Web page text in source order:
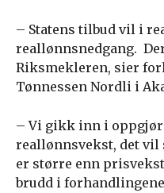
– Statens tilbud vil i
reallønnsnedgang.
Riksmekleren, sier
Tønnessen Nordli i
– Vi gikk inn i
reallønnsvekst, det
er større enn
brudd i